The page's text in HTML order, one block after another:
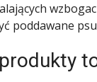
poddawane